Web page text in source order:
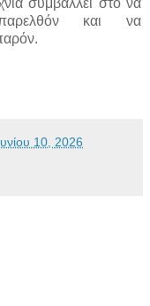
και να
10, 2026